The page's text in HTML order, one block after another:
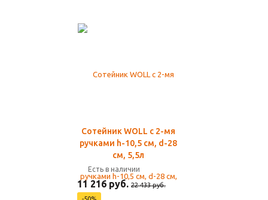
Сотейник WOLL с 2-мя
ручками h-10,5 см, d-28
см, 5,5л
Есть в наличии
11 216 руб. 22 433 руб.